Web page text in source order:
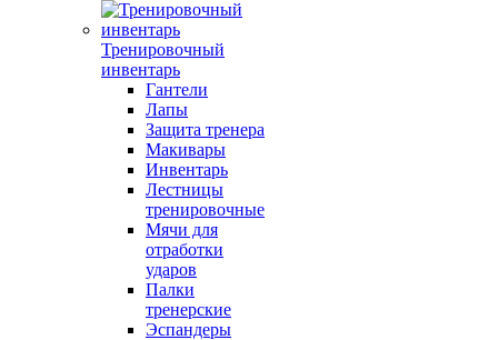
Тренировочный
инвентарь
Гантели
Лапы
Защита тренера
Макивары
Инвентарь
Лестницы
тренировочные
Мячи для
отработки
ударов
Палки
тренерские
Эспандеры